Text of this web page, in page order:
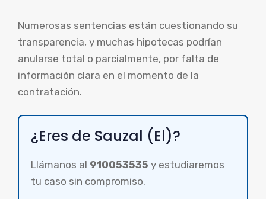
Numerosas sentencias están cuestionando su
transparencia, y muchas hipotecas podrían
anularse total o parcialmente, por falta de
información clara en el momento de la
contratación.
¿Eres de Sauzal (El)?
Llámanos al 910053535 y estudiaremos
tu caso sin compromiso.